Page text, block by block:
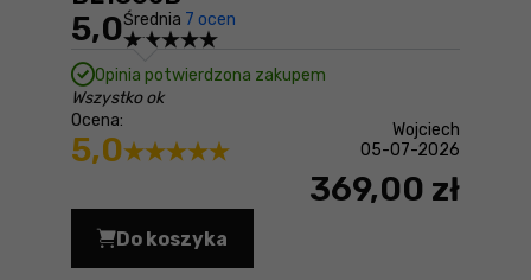
5,0Średnia 7 ocen
Opinia potwierdzona zakupem
Wszystko ok
Ocena:
5,0
Wojciech
05-07-2026
369,00 zł
Do koszyka
Akumulator 18V 6.0Ah Makita